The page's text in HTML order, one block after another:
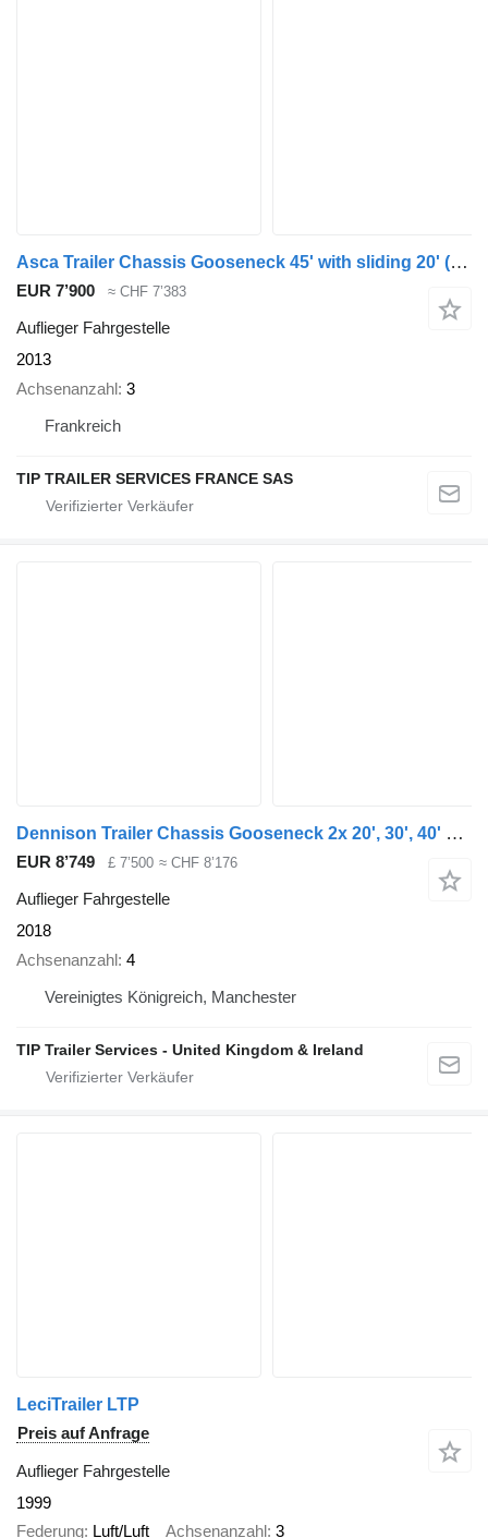
Asca Trailer Chassis Gooseneck 45' with sliding 20' (664714)
EUR 7’900
≈ CHF 7’383
Auflieger Fahrgestelle
2013
Achsenanzahl 3
Frankreich
TIP TRAILER SERVICES FRANCE SAS
Dennison Trailer Chassis Gooseneck 2x 20', 30', 40' and 45'
EUR 8’749 £ 7’500 ≈ CHF 8’176
Auflieger Fahrgestelle
2018
Achsenanzahl 4
Vereinigtes Königreich, Manchester
TIP Trailer Services - United Kingdom & Ireland
LeciTrailer LTP
Preis auf Anfrage
Auflieger Fahrgestelle
1999
Federung Luft/Luft Achsenanzahl 3